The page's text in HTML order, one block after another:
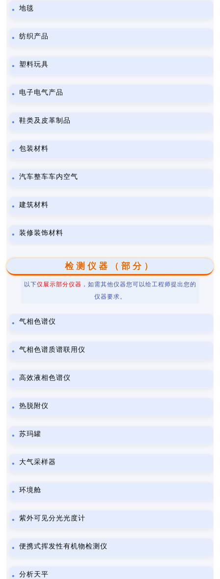
地毯
纺织产品
塑料玩具
电子电气产品
鞋类及皮革制品
包装材料
汽车整车车内空气
建筑材料
装修装饰材料
检测仪器（部分）
以下仅展示部分仪器 ，如需其他仪器您可以给工程师提出您的
仪器要求。
气相色谱仪
气相色谱质谱联用仪
高效液相色谱仪
热脱附仪
苏玛罐
大气采样器
环境舱
紫外可见分光光度计
便携式挥发性有机物检测仪
分析天平